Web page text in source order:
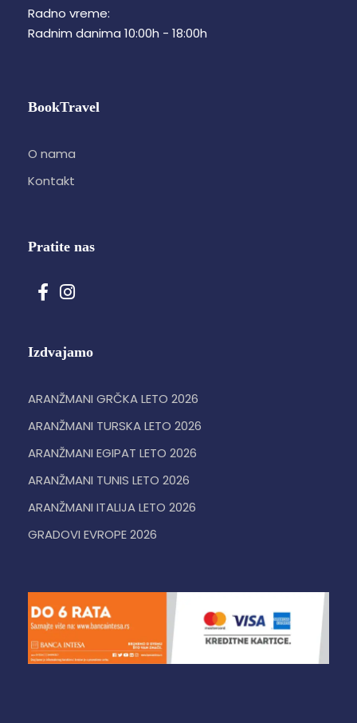
Radno vreme:
Radnim danima 10:00h - 18:00h
BookTravel
O nama
Kontakt
Pratite nas
Izdvajamo
ARANŽMANI GRČKA LETO 2026
ARANŽMANI TURSKA LETO 2026
ARANŽMANI EGIPAT LETO 2026
ARANŽMANI TUNIS LETO 2026
ARANŽMANI ITALIJA LETO 2026
GRADOVI EVROPE 2026